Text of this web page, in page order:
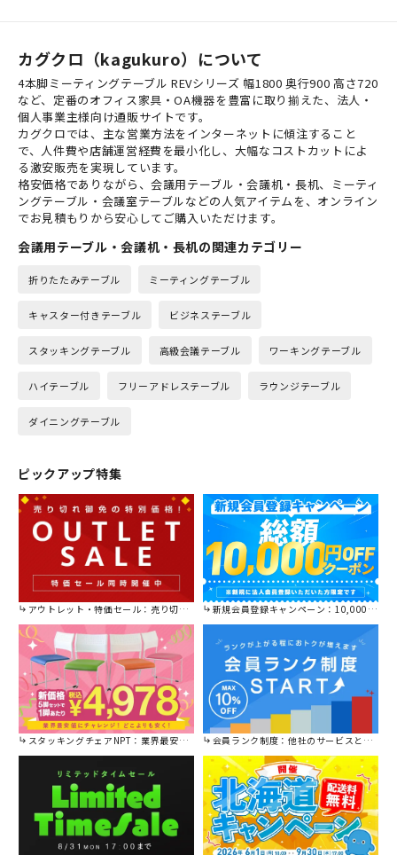
カグクロ（kagukuro）について
4本脚ミーティングテーブル REVシリーズ 幅1800 奥行900 高さ720
など、定番のオフィス家具・OA機器を豊富に取り揃えた、法人・
個人事業主様向け通販サイトです。
カグクロでは、主な営業方法をインターネットに傾注すること
で、人件費や店舗運営経費を最小化し、大幅なコストカットによ
る激安販売を実現しています。
格安価格でありながら、会議用テーブル・会議机・長机、ミーティ
ングテーブル・会議室テーブルなどの人気アイテムを、オンライン
でお見積もりから安心してご購入いただけます。
会議用テーブル・会議机・長机の関連カテゴリー
折りたたみテーブル ミーティングテーブル
キャスター付きテーブル ビジネステーブル
スタッキングテーブル 高級会議テーブル ワーキングテーブル
ハイテーブル フリーアドレステーブル ラウンジテーブル
ダイニングテーブル
ピックアップ特集
アウトレット・特価セール：売り切れ御免の特別価格！ 新規会員登録キャンペーン：10,000円OFFクーポン進呈中！
スタッキングチェアNPT：業界最安値に挑戦！ 会員ランク制度：他社のサービスと比較してください。